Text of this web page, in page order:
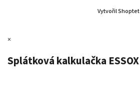
Vytvořil Shoptet
×
Splátková kalkulačka ESSOX